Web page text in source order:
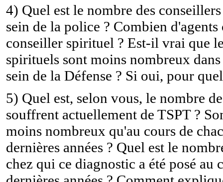
4) Quel est le nombre des
sein de la police ? Combien
conseiller spirituel ? Est-il vrai que
spirituels sont moins nombreux
sein de la Défense ? Si oui, pour
5) Quel est, selon vous, le nombre
souffrent actuellement de TSPT ?
moins nombreux qu'au cours de
dernières années ? Quel est le
chez qui ce diagnostic a été posé au